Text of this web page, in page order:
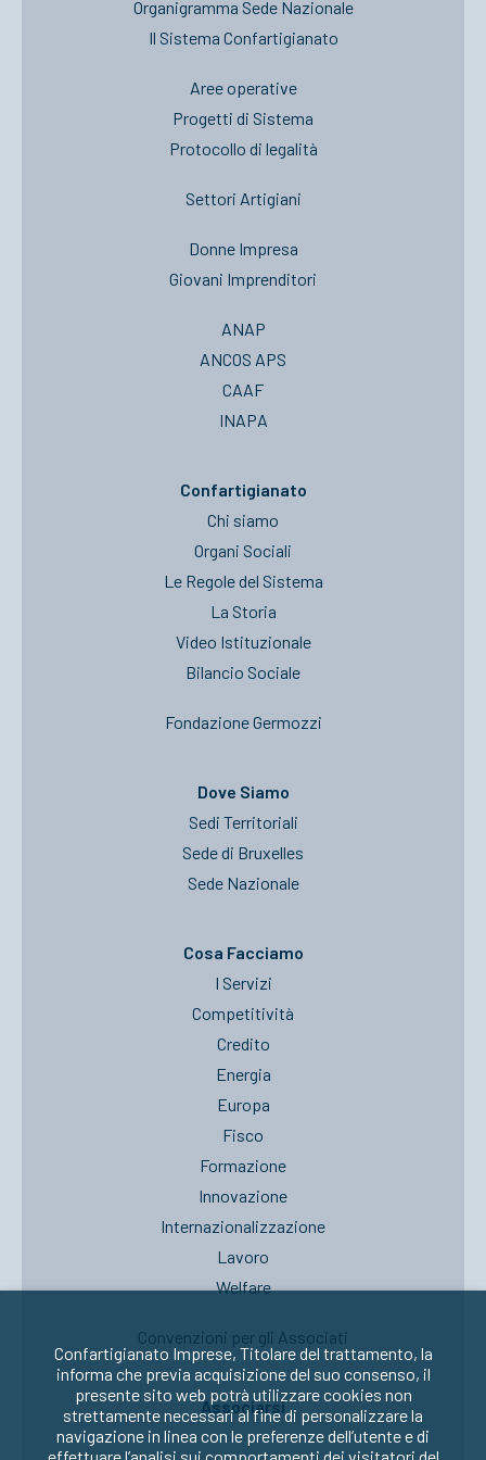
Organigramma Sede Nazionale
Il Sistema Confartigianato
Aree operative
Progetti di Sistema
Protocollo di legalità
Settori Artigiani
Donne Impresa
Giovani Imprenditori
ANAP
ANCOS APS
CAAF
INAPA
Confartigianato
Chi siamo
Organi Sociali
Le Regole del Sistema
La Storia
Video Istituzionale
Bilancio Sociale
Fondazione Germozzi
Dove Siamo
Sedi Territoriali
Sede di Bruxelles
Sede Nazionale
Cosa Facciamo
I Servizi
Competitività
Credito
Energia
Europa
Fisco
Formazione
Innovazione
Internazionalizzazione
Lavoro
Welfare
Convenzioni per gli Associati
Associarsi
Confartigianato Imprese, Titolare del trattamento, la
informa che previa acquisizione del suo consenso, il
presente sito web potrà utilizzare cookies non
strettamente necessari al fine di personalizzare la
navigazione in linea con le preferenze dell’utente e di